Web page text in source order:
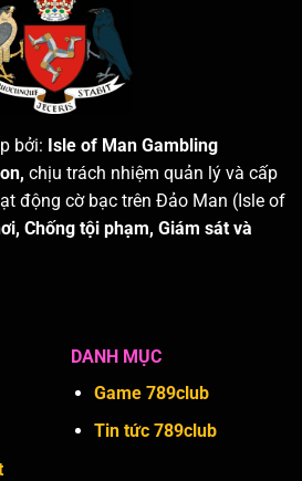
bởi: Isle of Man Gambling
chịu trách nhiệm quản lý và cấp
động cờ bạc trên Đảo Man (Isle of
Chống tội phạm, Giám sát và
DANH MỤC
Game 789club
Tin tức 789club